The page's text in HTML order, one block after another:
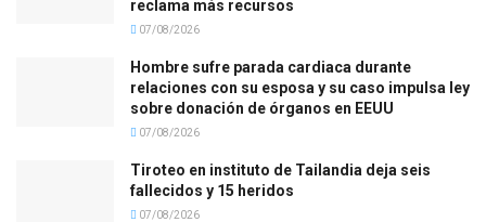
reclama más recursos
07/08/2026
Hombre sufre parada cardiaca durante
relaciones con su esposa y su caso impulsa ley
sobre donación de órganos en EEUU
07/08/2026
Tiroteo en instituto de Tailandia deja seis
fallecidos y 15 heridos
07/08/2026